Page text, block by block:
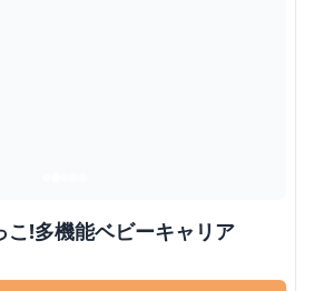
こ!多機能ベビーキャリア